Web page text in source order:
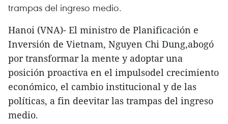
trampas del ingreso medio.
Hanoi (VNA)- El ministro de Planificación e
Inversión de Vietnam, Nguyen Chi Dung,abogó
por transformar la mente y adoptar una
posición proactiva en el impulsodel crecimiento
económico, el cambio institucional y de las
políticas, a fin deevitar las trampas del ingreso
medio.